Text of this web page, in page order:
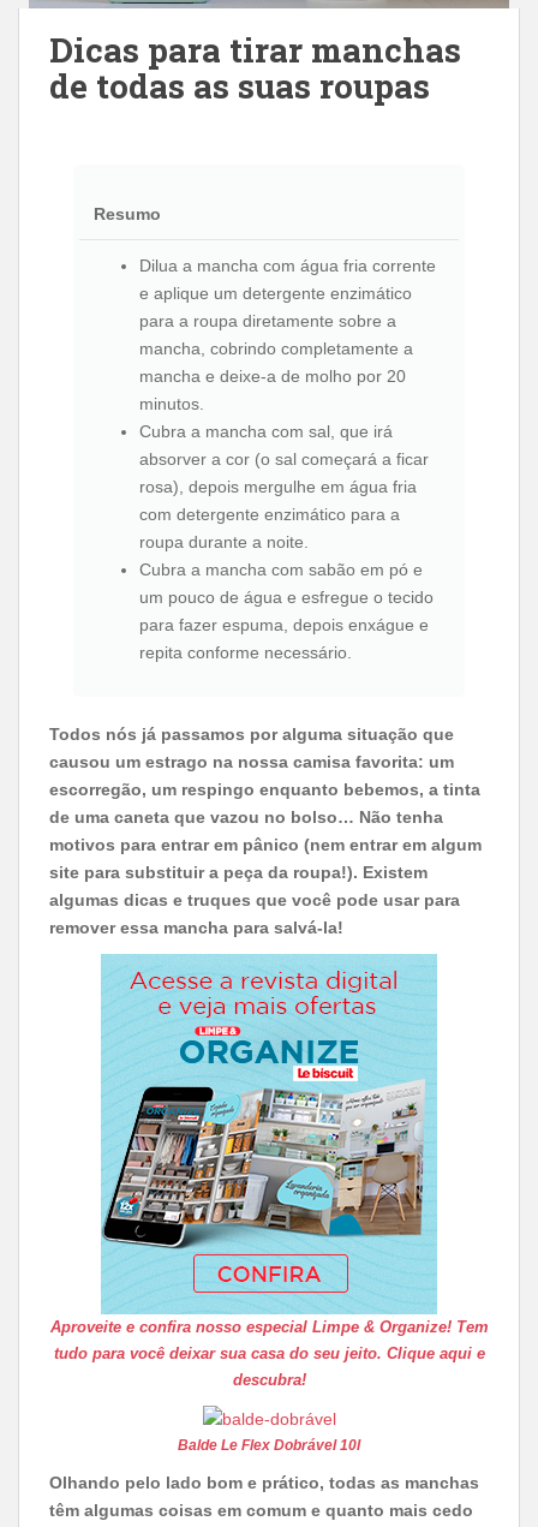
Dicas para tirar manchas
de todas as suas roupas
Resumo
Dilua a mancha com água fria corrente
e aplique um detergente enzimático
para a roupa diretamente sobre a
mancha, cobrindo completamente a
mancha e deixe-a de molho por 20
minutos.
Cubra a mancha com sal, que irá
absorver a cor (o sal começará a ficar
rosa), depois mergulhe em água fria
com detergente enzimático para a
roupa durante a noite.
Cubra a mancha com sabão em pó e
um pouco de água e esfregue o tecido
para fazer espuma, depois enxágue e
repita conforme necessário.
Todos nós já passamos por alguma situação que
causou um estrago na nossa camisa favorita: um
escorregão, um respingo enquanto bebemos, a tinta
de uma caneta que vazou no bolso… Não tenha
motivos para entrar em pânico (nem entrar em algum
site para substituir a peça da roupa!). Existem
algumas dicas e truques que você pode usar para
remover essa mancha para salvá-la!
Aproveite e confira nosso especial Limpe & Organize! Tem
tudo para você deixar sua casa do seu jeito. Clique aqui e
descubra!
Balde Le Flex Dobrável 10l
Olhando pelo lado bom e prático, todas as manchas
têm algumas coisas em comum e quanto mais cedo